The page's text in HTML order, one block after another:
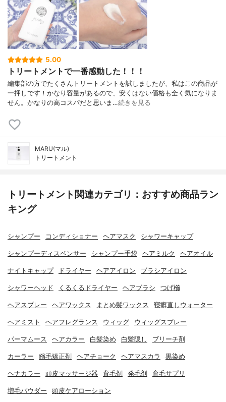
5.00
トリートメントで一番感動した！！！
編集部の方でたくさんトリートメントを試しましたが、私はこの商品が
一押しです！かなり容量があるので、安くはない価格も全く気になりま
せん。かなりの高コスパだと思いま…続きを見る
MARU(マル)
トリートメント
トリートメント関連カテゴリ：おすすめ商品ラン
キング
シャンプー コンディショナー ヘアマスク シャワーキャップ
シャンプーディスペンサー シャンプー手袋 ヘアミルク ヘアオイル
ナイトキャップ ドライヤー ヘアアイロン ブラシアイロン
シャワーヘッド くるくるドライヤー ヘアブラシ つげ櫛
ヘアスプレー ヘアワックス まとめ髪ワックス 寝癖直しウォーター
ヘアミスト ヘアフレグランス ウィッグ ウィッグスプレー
パーマムース ヘアカラー 白髪染め 白髪隠し ブリーチ剤
カーラー 縮毛矯正剤 ヘアチョーク ヘアマスカラ 黒染め
ヘナカラー 頭皮マッサージ器 育毛剤 発毛剤 育毛サプリ
増毛パウダー 頭皮ケアローション